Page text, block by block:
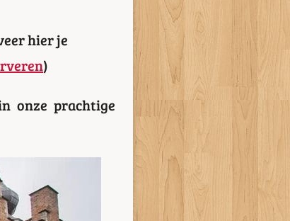
hier je
)
onze prachtige